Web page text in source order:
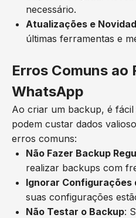
necessário.
Atualizações e
últimas ferramentas e
Erros Comuns ao
WhatsApp
Ao criar um backup, é
podem custar dados
erros comuns:
Não Fazer Backup
realizar backups com
Ignorar Configurações
suas configurações
Não Testar o Backup: